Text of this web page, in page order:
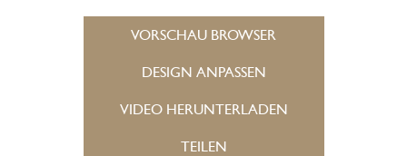
VORSCHAU BROWSER
DESIGN ANPASSEN
VIDEO HERUNTERLADEN
TEILEN